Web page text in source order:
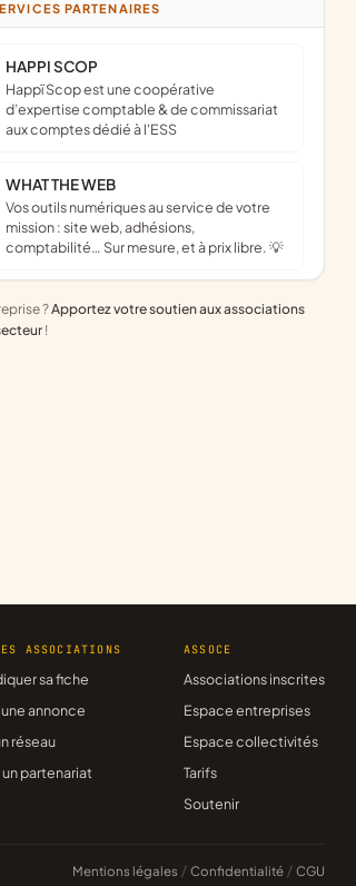
SERVICES PARTENAIRES
HAPPI SCOP
Happï Scop est une coopérative
d’expertise comptable & de commissariat
aux comptes dédié à l'ESS
WHAT THE WEB
Vos outils numériques au service de votre
mission : site web, adhésions,
comptabilité… Sur mesure, et à prix libre. 💡
?Apportez votre soutien aux associations
!
ASSOCIATIONS
sa fiche
annonce
réseau
un partenariat
ASSOCE
Associations inscrites
Espace entreprises
Espace collectivités
Tarifs
Soutenir
Mentions légales / Confidentialité / CGU